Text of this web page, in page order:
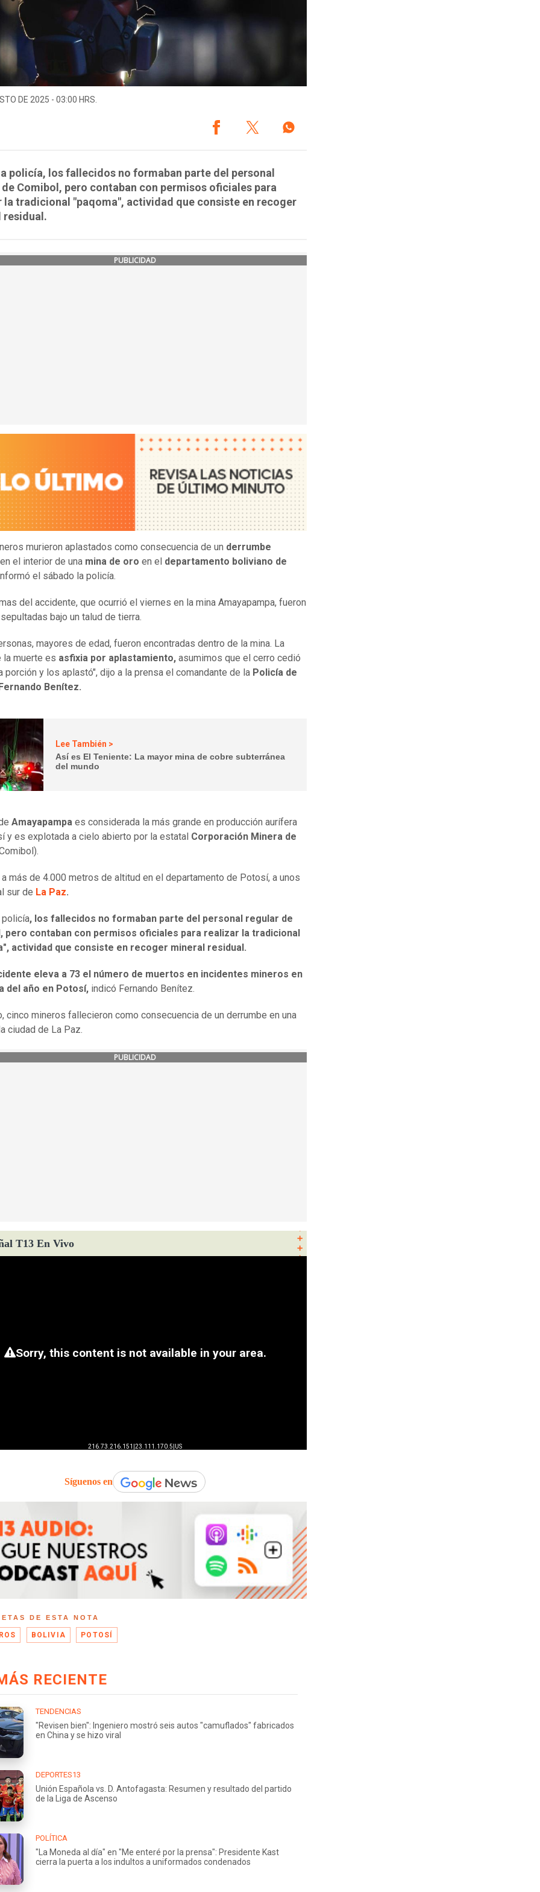
DE 2025 - 03:00 HRS.
policía, los fallecidos no formaban parte del personal
Comibol, pero contaban con permisos oficiales para
la tradicional "paqoma", actividad que consiste en recoger
residual.
PUBLICIDAD
murieron aplastados como consecuencia de un derrumbe
el interior de una mina de oro en el departamento boliviano de
el sábado la policía.
del accidente, que ocurrió el viernes en la mina Amayapampa, fueron
bajo un talud de tierra.
mayores de edad, fueron encontradas dentro de la mina. La
la muerte es asfixia por aplastamiento, asumimos que el cerro cedió
porción y los aplastó", dijo a la prensa el comandante de la Policía de
Benítez.
Lee También >
Así es El Teniente: La mayor mina de cobre subterránea
del mundo
Amayapampa es considerada la más grande en producción aurífera
y es explotada a cielo abierto por la estatal Corporación Minera de
más de 4.000 metros de altitud en el departamento de Potosí, a unos
sur de La Paz.
policía, los fallecidos no formaban parte del personal regular de
pero contaban con permisos oficiales para realizar la tradicional
actividad que consiste en recoger mineral residual.
eleva a 73 el número de muertos en incidentes mineros en
del año en Potosí, indicó Fernando Benítez.
cinco mineros fallecieron como consecuencia de un derrumbe en una
ciudad de La Paz.
PUBLICIDAD
T13 En Vivo
Síguenos en
DE ESTA NOTA
BOLIVIA POTOSÍ
RECIENTE
TENDENCIAS
"Revisen bien": Ingeniero mostró seis autos "camuflados" fabricados
en China y se hizo viral
DEPORTES13
Unión Española vs. D. Antofagasta: Resumen y resultado del partido
de la Liga de Ascenso
POLÍTICA
"La Moneda al día" en "Me enteré por la prensa": Presidente Kast
cierra la puerta a los indultos a uniformados condenados